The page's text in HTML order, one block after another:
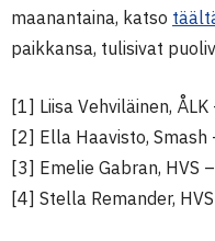
maanantaina, katso
paikkansa, tulisivat
[1] Liisa Vehviläinen,
[2] Ella Haavisto, Smash
[3] Emelie Gabran, HVS
[4] Stella Remander,